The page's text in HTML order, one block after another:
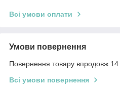
Всі умови оплати
Умови повернення
Повернення товару впродовж 14
Всі умови повернення